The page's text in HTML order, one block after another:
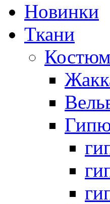
Новинки
Ткани